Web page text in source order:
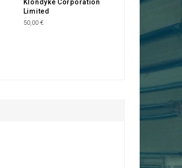
Klondyke Corporation
Limited
50,00 €